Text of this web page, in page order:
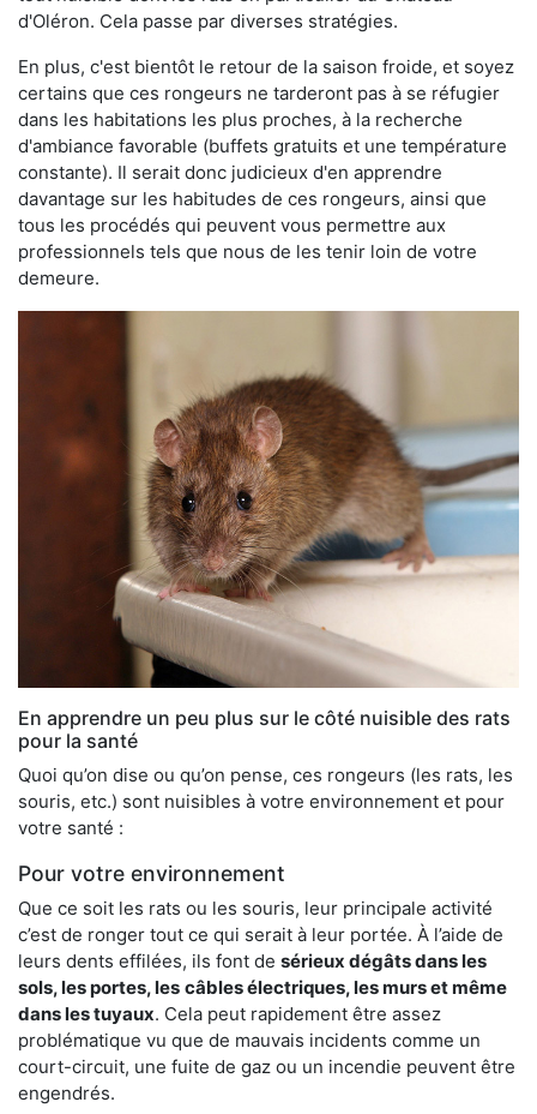
d'Oléron. Cela passe par diverses stratégies.
En plus, c'est bientôt le retour de la saison froide, et soyez
certains que ces rongeurs ne tarderont pas à se réfugier
dans les habitations les plus proches, à la recherche
d'ambiance favorable (buffets gratuits et une température
constante). Il serait donc judicieux d'en apprendre
davantage sur les habitudes de ces rongeurs, ainsi que
tous les procédés qui peuvent vous permettre aux
professionnels tels que nous de les tenir loin de votre
demeure.
En apprendre un peu plus sur le côté nuisible des rats
pour la santé
Quoi qu’on dise ou qu’on pense, ces rongeurs (les rats, les
souris, etc.) sont nuisibles à votre environnement et pour
votre santé :
Pour votre environnement
Que ce soit les rats ou les souris, leur principale activité
c’est de ronger tout ce qui serait à leur portée. À l’aide de
leurs dents effilées, ils font de sérieux dégâts dans les
sols, les portes, les câbles électriques, les murs et même
dans les tuyaux. Cela peut rapidement être assez
problématique vu que de mauvais incidents comme un
court-circuit, une fuite de gaz ou un incendie peuvent être
engendrés.